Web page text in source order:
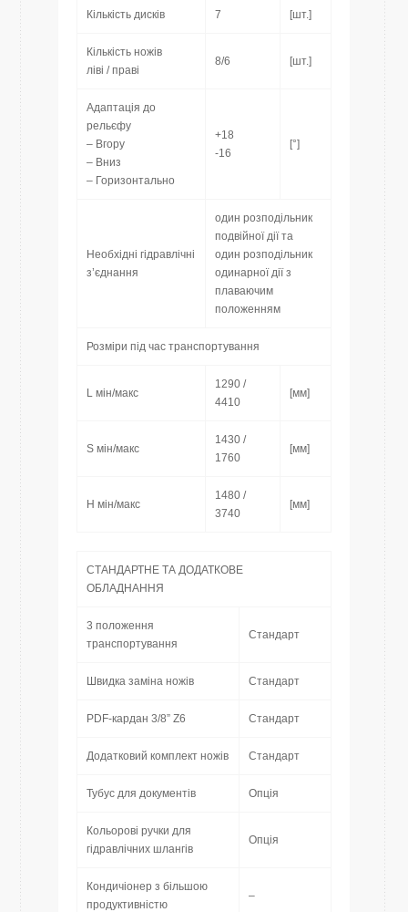
Кількість дисків 7 [шт.]
Кількість ножів
ліві / праві
8/6 [шт.]
Адаптація до
рельєфу
– Вгору
– Вниз
– Горизонтально
+18
-16
[°]
Необхідні гідравлічні
з’єднання
один розподільник
подвійної дії та
один розподільник
одинарної дії з
плаваючим
положенням
Розміри під час транспортування
L мін/макс
1290 /
4410
[мм]
S мін/макс
1430 /
1760
[мм]
H мін/макс
1480 /
3740
[мм]
СТАНДАРТНЕ ТА ДОДАТКОВЕ
ОБЛАДНАННЯ
3 положення
транспортування
Стандарт
Швидка заміна ножів Стандарт
PDF-кардан 3/8” Z6 Стандарт
Додатковий комплект ножів Стандарт
Тубус для документів Опція
Кольорові ручки для
гідравлічних шлангів
Опція
Кондичіонер з більшою
продуктивністю
–